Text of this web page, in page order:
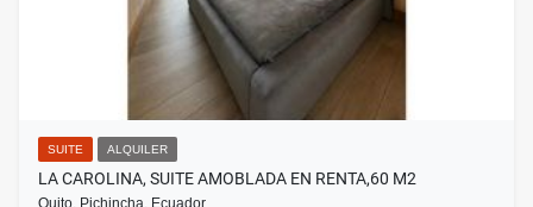
SUITE ALQUILER
LA CAROLINA, SUITE AMOBLADA EN RENTA,60 M2
Quito, Pichincha, Ecuador